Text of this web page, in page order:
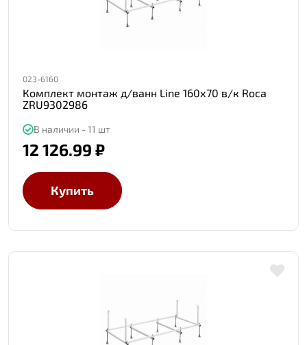
023-6160
Комплект монтаж д/ванн Line 160х70 в/к Roca
ZRU9302986
В наличии - 11 шт
12 126.99 ₽
Купить